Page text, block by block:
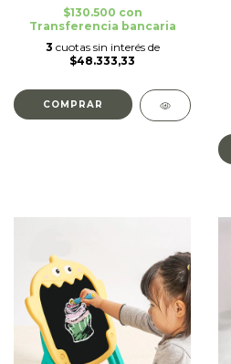
$130.500 con
Transferencia bancaria
3 cuotas sin interés de
$48.333,33